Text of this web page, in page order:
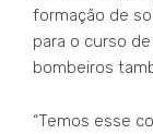
formação de
para o curso
bombeiros
“Temos esse